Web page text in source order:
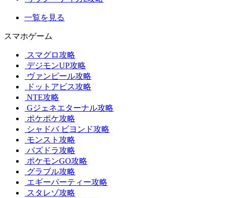
一覧を見る
スマホゲーム
スマグロ攻略
デジモンUP攻略
ヴァンピール攻略
ドットアビス攻略
NTE攻略
Gジェネエターナル攻略
ポケポケ攻略
シャドバ ビヨンド攻略
モンスト攻略
パズドラ攻略
ポケモンGO攻略
グラブル攻略
エギーパーティー攻略
スタレゾ攻略